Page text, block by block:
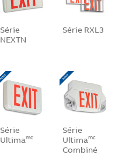
Série
NEXTN
Série RXL3
Série
Ultimamc
Série
Ultimamc
Combiné